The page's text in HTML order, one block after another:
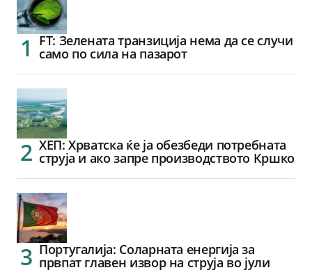
FT: Зелената транзиција нема да се случи
само по сила на пазарот
ХЕП: Хрватска ќе ја обезбеди потребната
струја и ако запре производството Кршко
Португалија: Соларната енергија за
првпат главен извор на струја во јули